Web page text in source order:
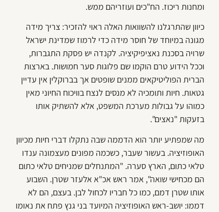
ומחנות ריכוז. הח"כים ועוזריהם ממש.
כיוון שהתרגלנו להשוואות האלה ראוי להזכיר: צריך מידה
מגונה במיוחד של חוסר מידה כדי לרמוז שמדינת ישראל
שרויה בסכנת נאציפיקיציה. לקנדה יש פסקת התגברות,
וככל הידוע טרם הוקמו שם פלוגות סער חמושות. בארצות
הברית הפוליטיקאים ממנים שופטים אך בברוקלין אין עדיין
גטאות. חיות ותומכיה לא מנסים לנצח בוויכוח החיוני מאין
כמוהו על גבולות מערכת המשפט, אלא להשתיק אותו
בזעקות "נאצים".
מה שמפתיע יותר הוא הדממה שבה נתקלו דברי חיות מכיוון
האופוזיציה. בעשור שעבר, כשכמה מפונים מעצמונה ענדו
טלאי כתום, הארץ סערה. "המתנחלים שמניחים טלאי כתום
הם מכחישי שואה", אמר ראש אכ"א אלעזר שטרן. השבוע
אותו שטרן דמם, כמו כל חבריו לכחול לבן. בעצם, הם לא
דממו: יושב-ראש האופוזיציה המיועד בני גנץ פתח את נאומו